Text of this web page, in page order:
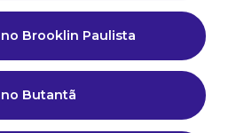
Brooklin Paulista
Butantã